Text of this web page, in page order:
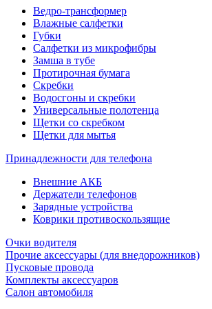
Ведро-трансформер
Влажные салфетки
Губки
Салфетки из микрофибры
Замша в тубе
Протирочная бумага
Скребки
Водосгоны и скребки
Универсальные полотенца
Щетки со скребком
Щетки для мытья
Принадлежности для телефона
Внешние АКБ
Держатели телефонов
Зарядные устройства
Коврики противоскользящие
Очки водителя
Прочие аксессуары (для внедорожников)
Пусковые провода
Комплекты аксессуаров
Салон автомобиля